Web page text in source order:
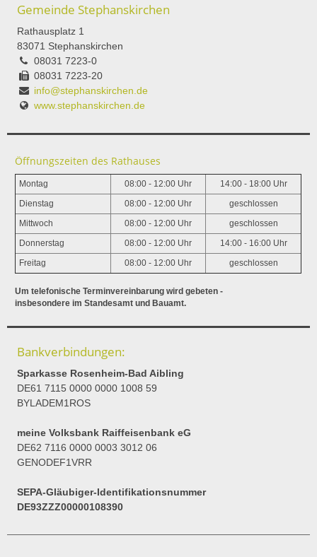
Gemeinde Stephanskirchen
Rathausplatz 1
83071 Stephanskirchen
08031 7223-0
08031 7223-20
info@stephanskirchen.de
www.stephanskirchen.de
Öffnungszeiten des Rathauses
Montag 08:00 - 12:00 Uhr 14:00 - 18:00 Uhr
Dienstag 08:00 - 12:00 Uhr geschlossen
Mittwoch 08:00 - 12:00 Uhr geschlossen
Donnerstag 08:00 - 12:00 Uhr 14:00 - 16:00 Uhr
Freitag 08:00 - 12:00 Uhr geschlossen
Um telefonische Terminvereinbarung wird gebeten -
insbesondere im Standesamt und Bauamt.
Bankverbindungen:
Sparkasse Rosenheim-Bad Aibling
DE61 7115 0000 0000 1008 59
BYLADEM1ROS
meine Volksbank Raiffeisenbank eG
DE62 7116 0000 0003 3012 06
GENODEF1VRR
SEPA-Gläubiger-Identifikationsnummer
DE93ZZZ00000108390